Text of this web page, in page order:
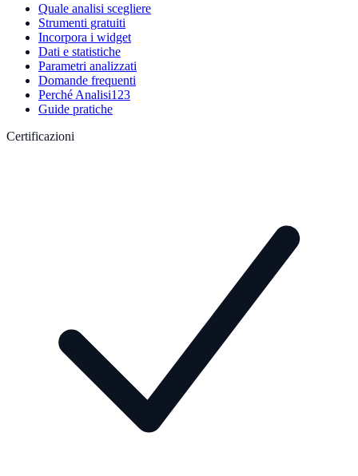
Quale analisi scegliere
Strumenti gratuiti
Incorpora i widget
Dati e statistiche
Parametri analizzati
Domande frequenti
Perché Analisi123
Guide pratiche
Certificazioni